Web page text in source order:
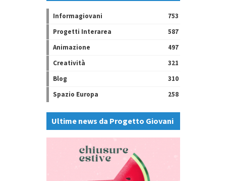
Informagiovani
753
Progetti Interarea
587
Animazione
497
Creatività
321
Blog
310
Spazio Europa
258
Ultime news da Progetto Giovani